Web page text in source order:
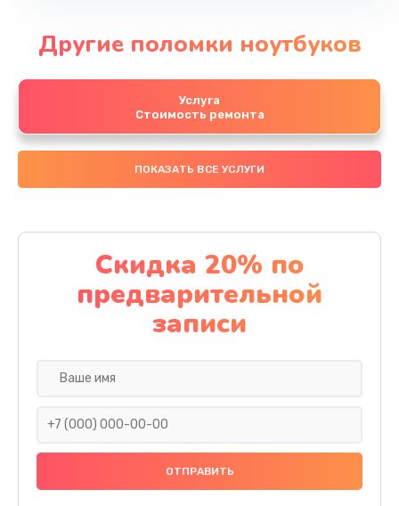
Другие поломки ноутбуков
Услуга
Стоимость ремонта
ПОКАЗАТЬ ВСЕ УСЛУГИ
Скидка 20% по
предварительной
записи